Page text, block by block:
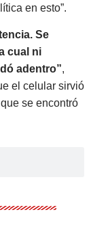
en esto”.
Se
cual ni
adentro”,
el celular sirvió
se encontró